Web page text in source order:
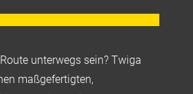
unterwegs sein? Twiga
maßgefertigten,